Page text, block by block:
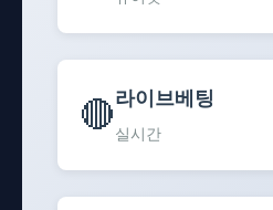
🔴라이브베팅
실시간